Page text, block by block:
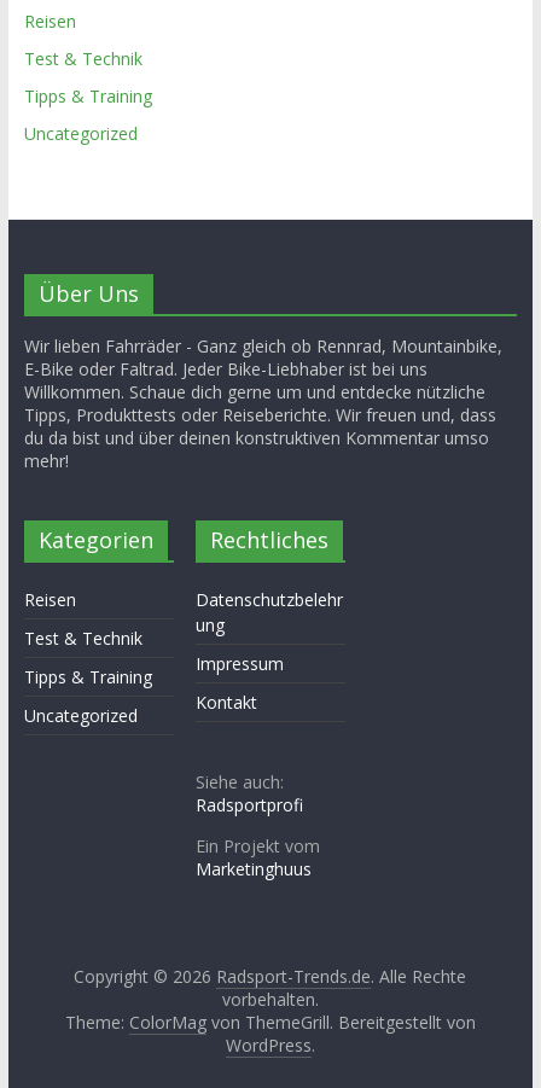
Reisen
Test & Technik
Tipps & Training
Uncategorized
Über Uns
Wir lieben Fahrräder - Ganz gleich ob Rennrad, Mountainbike,
E-Bike oder Faltrad. Jeder Bike-Liebhaber ist bei uns
Willkommen. Schaue dich gerne um und entdecke nützliche
Tipps, Produkttests oder Reiseberichte. Wir freuen und, dass
du da bist und über deinen konstruktiven Kommentar umso
mehr!
Kategorien
Reisen
Test & Technik
Tipps & Training
Uncategorized
Rechtliches
Datenschutzbelehr
ung
Impressum
Kontakt
Siehe auch:
Radsportprofi
Ein Projekt vom
Marketinghuus
Copyright © 2026 Radsport-Trends.de. Alle Rechte
vorbehalten.
Theme: ColorMagvon ThemeGrill. Bereitgestellt von
WordPress.